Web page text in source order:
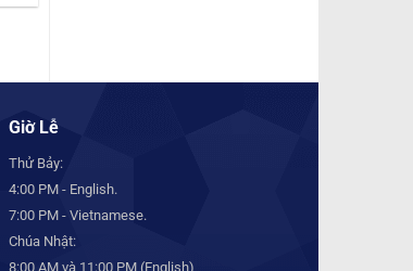
Giờ Lễ
Thử Bảy:
4:00 PM - English.
7:00 PM - Vietnamese.
Chúa Nhật:
8:00 AM và 11:00 PM (English)